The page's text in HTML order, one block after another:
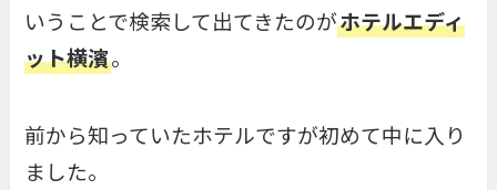
いうことで検索して出てきたのがホテルエディ
ット横濱。
前から知っていたホテルですが初めて中に入り
ました。